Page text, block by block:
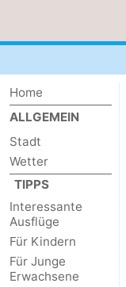
Home
ALLGEMEIN
Stadt
Wetter
TIPPS
Interessante
Ausflüge
Für Kindern
Für Junge
Erwachsene